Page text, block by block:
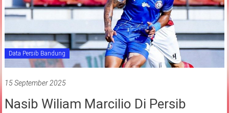
Data Persib Bandung
15 September 2025
Nasib Wiliam Marcilio Di Persib